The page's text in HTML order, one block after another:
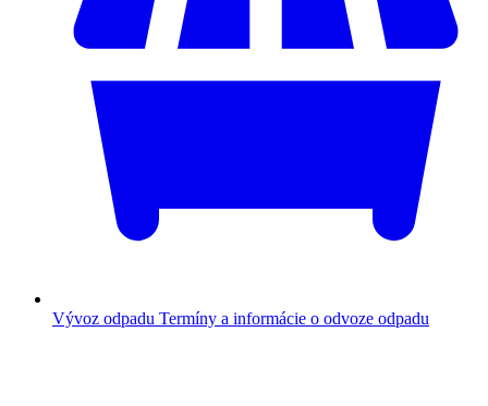
Vývoz odpadu Termíny a informácie o odvoze odpadu